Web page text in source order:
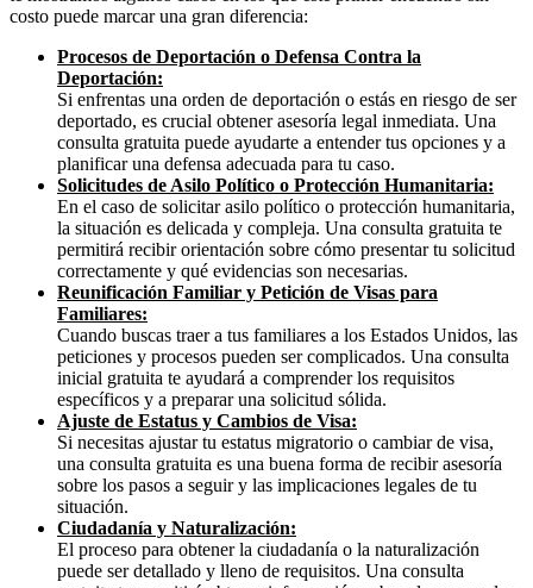
costo puede marcar una gran diferencia:
Procesos de Deportación o Defensa Contra la
Deportación:
Si enfrentas una orden de deportación o estás en riesgo de ser
deportado, es crucial obtener asesoría legal inmediata. Una
consulta gratuita puede ayudarte a entender tus opciones y a
planificar una defensa adecuada para tu caso.
Solicitudes de Asilo Político o Protección Humanitaria:
En el caso de solicitar asilo político o protección humanitaria,
la situación es delicada y compleja. Una consulta gratuita te
permitirá recibir orientación sobre cómo presentar tu solicitud
correctamente y qué evidencias son necesarias.
Reunificación Familiar y Petición de Visas para
Familiares:
Cuando buscas traer a tus familiares a los Estados Unidos, las
peticiones y procesos pueden ser complicados. Una consulta
inicial gratuita te ayudará a comprender los requisitos
específicos y a preparar una solicitud sólida.
Ajuste de Estatus y Cambios de Visa:
Si necesitas ajustar tu estatus migratorio o cambiar de visa,
una consulta gratuita es una buena forma de recibir asesoría
sobre los pasos a seguir y las implicaciones legales de tu
situación.
Ciudadanía y Naturalización:
El proceso para obtener la ciudadanía o la naturalización
puede ser detallado y lleno de requisitos. Una consulta